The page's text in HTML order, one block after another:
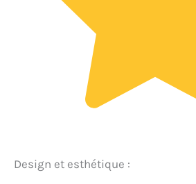
Design et esthétique :